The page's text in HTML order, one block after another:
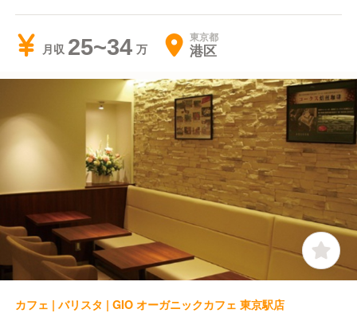
月収 25~34 東京都
港区
カフェ | バリスタ | GIO オーガニックカフェ 東京駅店